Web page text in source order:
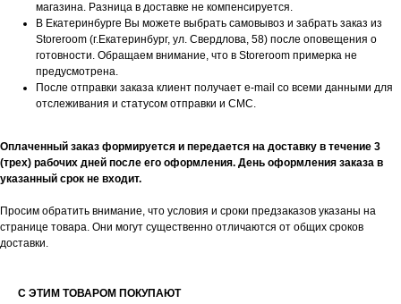
магазина. Разница в доставке не компенсируется.
В Екатеринбурге Вы можете выбрать самовывоз и забрать заказ из
Storeroom (г.Екатеринбург, ул. Свердлова, 58) после оповещения о
готовности. Обращаем внимание, что в Storeroom примерка не
предусмотрена.
После отправки заказа клиент получает e-mail со всеми данными для
отслеживания и статусом отправки и СМС.
Оплаченный заказ формируется и передается на доставку в течение 3
(трех) рабочих дней после его оформления. День оформления заказа в
указанный срок не входит.
Просим обратить внимание, что условия и сроки предзаказов указаны на
странице товара. Они могут существенно отличаются от общих сроков
доставки.
С ЭТИМ ТОВАРОМ ПОКУПАЮТ
НОВИНОК И АКЦИЙ
Подпишитесь на нашу рассылку и